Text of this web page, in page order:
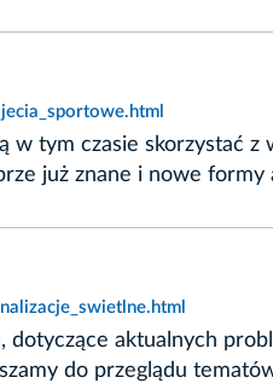
tym czasie skorzystać
już znane i nowe
dotyczące aktualnych
do przeglądu